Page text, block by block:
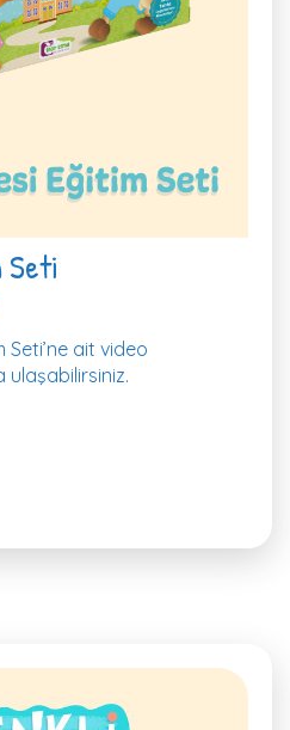
Seti’ne ait video
ulaşabilirsiniz.